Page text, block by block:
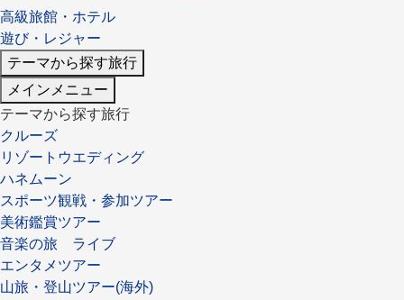
高級旅館・ホテル
遊び・レジャー
テーマから探す旅行
メインメニュー
テーマから探す旅行
クルーズ
リゾートウエディング
ハネムーン
スポーツ観戦・参加ツアー
美術鑑賞ツアー
音楽の旅 ライブ
エンタメツアー
山旅・登山ツアー(海外)